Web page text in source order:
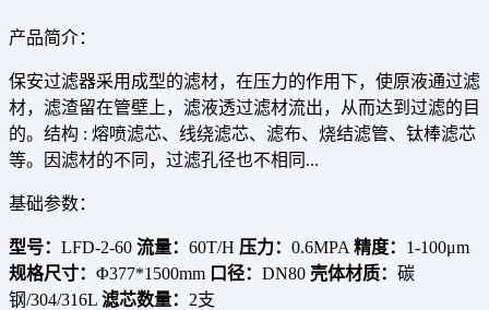
产品简介：
保安过滤器采用成型的滤材，在压力的作用下，使原液通过滤
材，滤渣留在管壁上，滤液透过滤材流出，从而达到过滤的目
的。结构 : 熔喷滤芯、线绕滤芯、滤布、烧结滤管、钛棒滤芯
等。因滤材的不同，过滤孔径也不相同...
基础参数：
型号： LFD-2-60 流量： 60T/H 压力： 0.6MPA 精度： 1-100μm
规格尺寸： Φ377*1500mm 口径： DN80 壳体材质： 碳
钢/304/316L 滤芯数量： 2支